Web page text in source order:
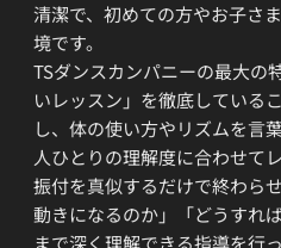
清潔で、初めての方やお子さ
境です。
TSダンスカンパニーの最大の
いレッスン」を徹底している
し、体の使い方やリズムを言
人ひとりの理解度に合わせて
振付を真似するだけで終わら
動きになるのか」「どうすれ
まで深く理解できる指導を行っ